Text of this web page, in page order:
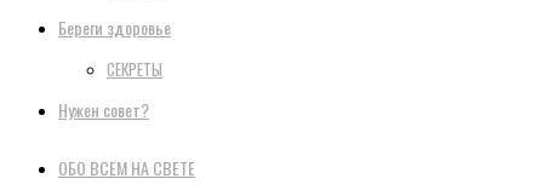
Береги здоровье
СЕКРЕТЫ
Нужен совет?
ОБО ВСЕМ НА СВЕТЕ